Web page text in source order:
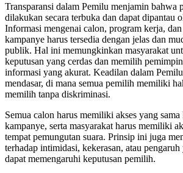
Transparansi dalam Pemilu menjamin bahwa
dilakukan secara terbuka dan dapat dipantau
Informasi mengenai calon, program kerja, dan
kampanye harus tersedia dengan jelas dan
publik. Hal ini memungkinkan masyarakat
keputusan yang cerdas dan memilih
informasi yang akurat. Keadilan dalam
mendasar, di mana semua pemilih memiliki
memilih tanpa diskriminasi.
Semua calon harus memiliki akses yang sama
kampanye, serta masyarakat harus memiliki
tempat pemungutan suara. Prinsip ini juga
terhadap intimidasi, kekerasan, atau
dapat memengaruhi keputusan pemilih.